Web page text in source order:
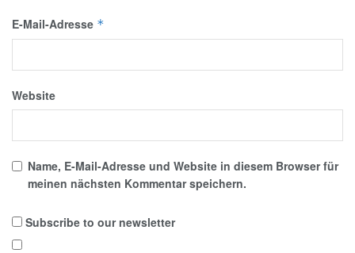
E-Mail-Adresse *
Website
Name, E-Mail-Adresse und Website in diesem Browser für
meinen nächsten Kommentar speichern.
Subscribe to our newsletter